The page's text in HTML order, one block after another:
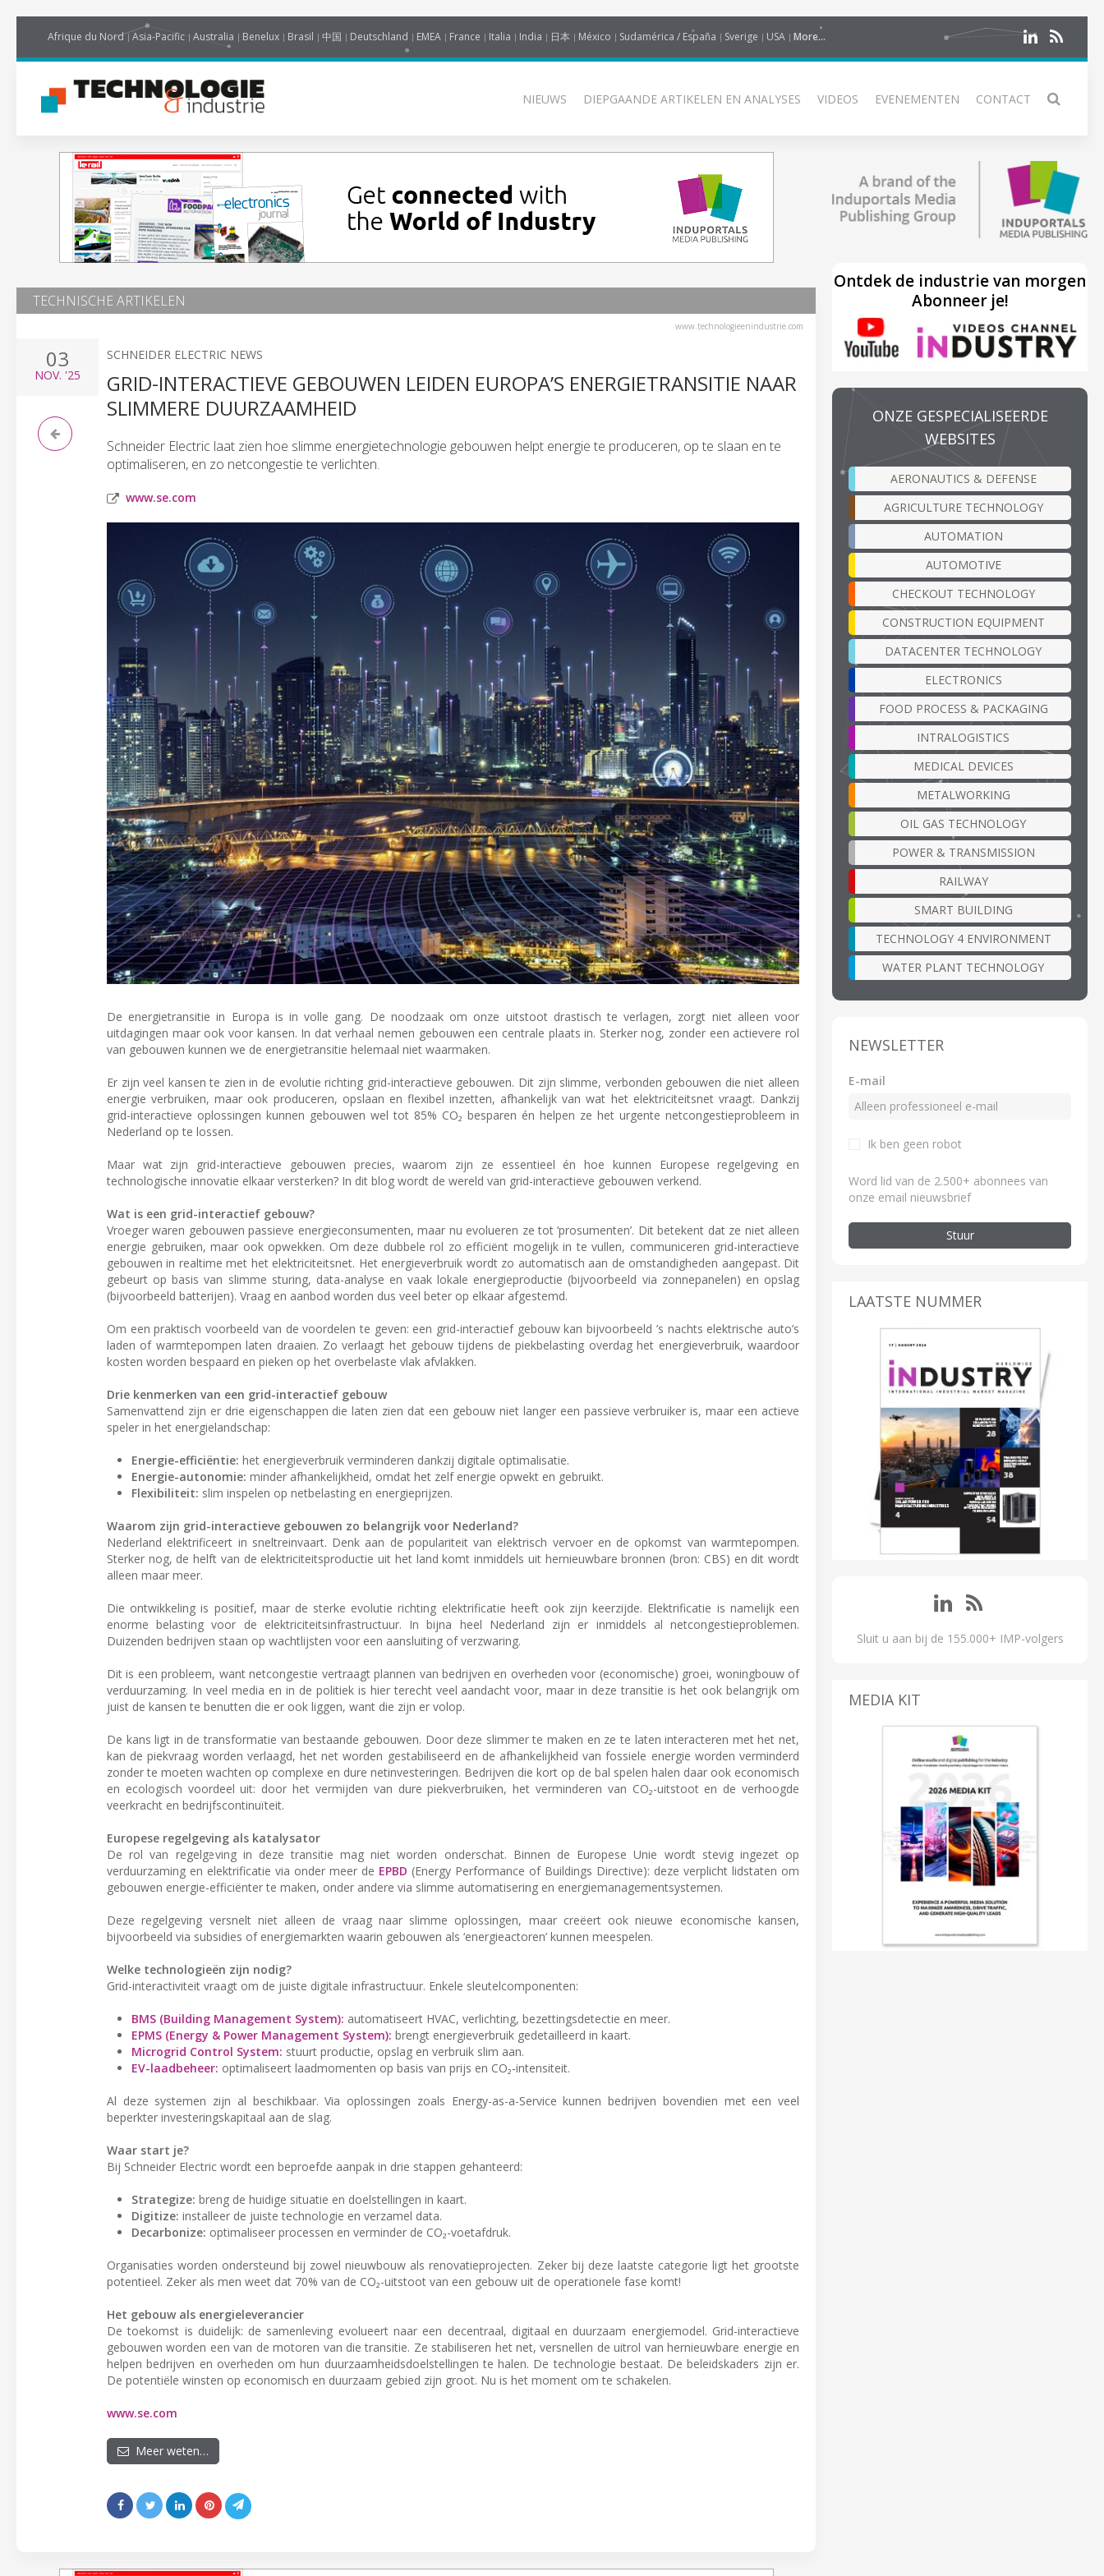
Afrique du Nord Asia-Pacific Australia Benelux Brasil 中国 Deutschland EMEA France Italia India 日本 México Sudamérica / España Sverige USA More...
NIEUWS DIEPGAANDE ARTIKELEN EN ANALYSES VIDEOS EVENEMENTEN CONTACT
TECHNISCHE ARTIKELEN
www.technologieenindustrie.com
03
NOV. '25
SCHNEIDER ELECTRIC NEWS
GRID-INTERACTIEVE GEBOUWEN LEIDEN EUROPA’S ENERGIETRANSITIE NAAR
SLIMMERE DUURZAAMHEID
Schneider Electric laat zien hoe slimme energietechnologie gebouwen helpt energie te produceren, op te slaan en te
optimaliseren, en zo netcongestie te verlichten.
www.se.com
De energietransitie in Europa is in volle gang. De noodzaak om onze uitstoot drastisch te verlagen, zorgt niet alleen voor
uitdagingen maar ook voor kansen. In dat verhaal nemen gebouwen een centrale plaats in. Sterker nog, zonder een actievere rol
van gebouwen kunnen we de energietransitie helemaal niet waarmaken.
Er zijn veel kansen te zien in de evolutie richting grid-interactieve gebouwen. Dit zijn slimme, verbonden gebouwen die niet alleen
energie verbruiken, maar ook produceren, opslaan en flexibel inzetten, afhankelijk van wat het elektriciteitsnet vraagt. Dankzij
grid-interactieve oplossingen kunnen gebouwen wel tot 85% CO₂ besparen én helpen ze het urgente netcongestieprobleem in
Nederland op te lossen.
Maar wat zijn grid-interactieve gebouwen precies, waarom zijn ze essentieel én hoe kunnen Europese regelgeving en
technologische innovatie elkaar versterken? In dit blog wordt de wereld van grid-interactieve gebouwen verkend.
Wat is een grid-interactief gebouw?
Vroeger waren gebouwen passieve energieconsumenten, maar nu evolueren ze tot ‘prosumenten’. Dit betekent dat ze niet alleen
energie gebruiken, maar ook opwekken. Om deze dubbele rol zo efficiënt mogelijk in te vullen, communiceren grid-interactieve
gebouwen in realtime met het elektriciteitsnet. Het energieverbruik wordt zo automatisch aan de omstandigheden aangepast. Dit
gebeurt op basis van slimme sturing, data-analyse en vaak lokale energieproductie (bijvoorbeeld via zonnepanelen) en opslag
(bijvoorbeeld batterijen). Vraag en aanbod worden dus veel beter op elkaar afgestemd.
Om een praktisch voorbeeld van de voordelen te geven: een grid-interactief gebouw kan bijvoorbeeld ’s nachts elektrische auto’s
laden of warmtepompen laten draaien. Zo verlaagt het gebouw tijdens de piekbelasting overdag het energieverbruik, waardoor
kosten worden bespaard en pieken op het overbelaste vlak afvlakken.
Drie kenmerken van een grid-interactief gebouw
Samenvattend zijn er drie eigenschappen die laten zien dat een gebouw niet langer een passieve verbruiker is, maar een actieve
speler in het energielandschap:
Energie-efficiëntie: het energieverbruik verminderen dankzij digitale optimalisatie.
Energie-autonomie: minder afhankelijkheid, omdat het zelf energie opwekt en gebruikt.
Flexibiliteit: slim inspelen op netbelasting en energieprijzen.
Waarom zijn grid-interactieve gebouwen zo belangrijk voor Nederland?
Nederland elektrificeert in sneltreinvaart. Denk aan de populariteit van elektrisch vervoer en de opkomst van warmtepompen.
Sterker nog, de helft van de elektriciteitsproductie uit het land komt inmiddels uit hernieuwbare bronnen (bron: CBS) en dit wordt
alleen maar meer.
Die ontwikkeling is positief, maar de sterke evolutie richting elektrificatie heeft ook zijn keerzijde. Elektrificatie is namelijk een
enorme belasting voor de elektriciteitsinfrastructuur. In bijna heel Nederland zijn er inmiddels al netcongestieproblemen.
Duizenden bedrijven staan op wachtlijsten voor een aansluiting of verzwaring.
Dit is een probleem, want netcongestie vertraagt plannen van bedrijven en overheden voor (economische) groei, woningbouw of
verduurzaming. In veel media en in de politiek is hier terecht veel aandacht voor, maar in deze transitie is het ook belangrijk om
juist de kansen te benutten die er ook liggen, want die zijn er volop.
De kans ligt in de transformatie van bestaande gebouwen. Door deze slimmer te maken en ze te laten interacteren met het net,
kan de piekvraag worden verlaagd, het net worden gestabiliseerd en de afhankelijkheid van fossiele energie worden verminderd
zonder te moeten wachten op complexe en dure netinvesteringen. Bedrijven die kort op de bal spelen halen daar ook economisch
en ecologisch voordeel uit: door het vermijden van dure piekverbruiken, het verminderen van CO₂-uitstoot en de verhoogde
veerkracht en bedrijfscontinuïteit.
Europese regelgeving als katalysator
De rol van regelgeving in deze transitie mag niet worden onderschat. Binnen de Europese Unie wordt stevig ingezet op
verduurzaming en elektrificatie via onder meer de EPBD (Energy Performance of Buildings Directive): deze verplicht lidstaten om
gebouwen energie-efficiënter te maken, onder andere via slimme automatisering en energiemanagementsystemen.
Deze regelgeving versnelt niet alleen de vraag naar slimme oplossingen, maar creëert ook nieuwe economische kansen,
bijvoorbeeld via subsidies of energiemarkten waarin gebouwen als ‘energieactoren’ kunnen meespelen.
Welke technologieën zijn nodig?
Grid-interactiviteit vraagt om de juiste digitale infrastructuur. Enkele sleutelcomponenten:
BMS (Building Management System): automatiseert HVAC, verlichting, bezettingsdetectie en meer.
EPMS (Energy & Power Management System): brengt energieverbruik gedetailleerd in kaart.
Microgrid Control System: stuurt productie, opslag en verbruik slim aan.
EV-laadbeheer: optimaliseert laadmomenten op basis van prijs en CO₂-intensiteit.
Al deze systemen zijn al beschikbaar. Via oplossingen zoals Energy-as-a-Service kunnen bedrijven bovendien met een veel
beperkter investeringskapitaal aan de slag.
Waar start je?
Bij Schneider Electric wordt een beproefde aanpak in drie stappen gehanteerd:
Strategize: breng de huidige situatie en doelstellingen in kaart.
Digitize: installeer de juiste technologie en verzamel data.
Decarbonize: optimaliseer processen en verminder de CO₂-voetafdruk.
Organisaties worden ondersteund bij zowel nieuwbouw als renovatieprojecten. Zeker bij deze laatste categorie ligt het grootste
potentieel. Zeker als men weet dat 70% van de CO₂-uitstoot van een gebouw uit de operationele fase komt!
Het gebouw als energieleverancier
De toekomst is duidelijk: de samenleving evolueert naar een decentraal, digitaal en duurzaam energiemodel. Grid-interactieve
gebouwen worden een van de motoren van die transitie. Ze stabiliseren het net, versnellen de uitrol van hernieuwbare energie en
helpen bedrijven en overheden om hun duurzaamheidsdoelstellingen te halen. De technologie bestaat. De beleidskaders zijn er.
De potentiële winsten op economisch en duurzaam gebied zijn groot. Nu is het moment om te schakelen.
www.se.com
Meer weten…
Ontdek de industrie van morgen
Abonneer je!
ONZE GESPECIALISEERDE
WEBSITES
AERONAUTICS & DEFENSE
AGRICULTURE TECHNOLOGY
AUTOMATION
AUTOMOTIVE
CHECKOUT TECHNOLOGY
CONSTRUCTION EQUIPMENT
DATACENTER TECHNOLOGY
ELECTRONICS
FOOD PROCESS & PACKAGING
INTRALOGISTICS
MEDICAL DEVICES
METALWORKING
OIL GAS TECHNOLOGY
POWER & TRANSMISSION
RAILWAY
SMART BUILDING
TECHNOLOGY 4 ENVIRONMENT
WATER PLANT TECHNOLOGY
NEWSLETTER
E-mail
Ik ben geen robot
Word lid van de 2.500+ abonnees van
onze email nieuwsbrief
Stuur
LAATSTE NUMMER
Sluit u aan bij de 155.000+ IMP-volgers
MEDIA KIT